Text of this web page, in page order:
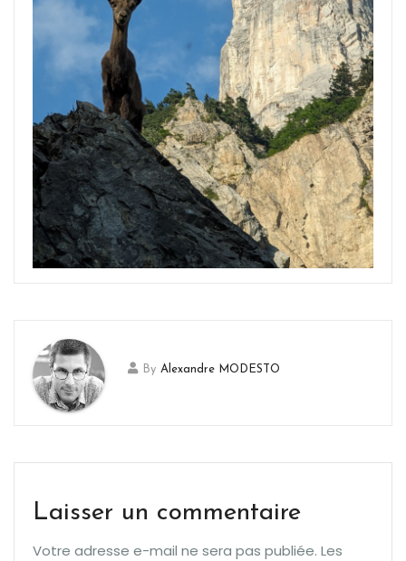
By Alexandre MODESTO
Laisser un commentaire
Votre adresse e-mail ne sera pas publiée. Les